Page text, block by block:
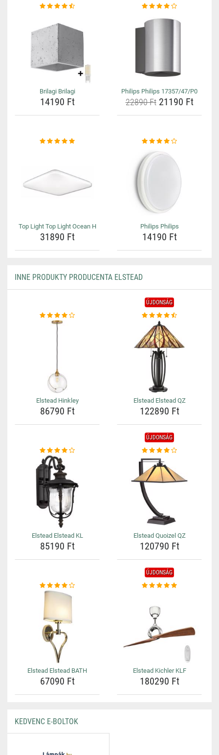
Brilagi Brilagi
14190 Ft
Philips Philips 17357/47/P0
22890 Ft21190 Ft
Top Light Top Light Ocean H
31890 Ft
Philips Philips
14190 Ft
INNE PRODUKTY PRODUCENTA ELSTEAD
Elstead Hinkley
86790 Ft
ÚJDONSÁG
Elstead Elstead QZ
122890 Ft
Elstead Elstead KL
85190 Ft
ÚJDONSÁG
Elstead Quoizel QZ
120790 Ft
Elstead Elstead BATH
67090 Ft
ÚJDONSÁG
Elstead Kichler KLF
180290 Ft
KEDVENC E-BOLTOK